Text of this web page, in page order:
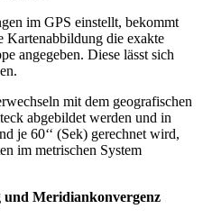
im GPS einstellt, bekommt
Kartenabbildung die exakte
angegeben. Diese lässt sich
mit dem geografischen
abgebildet werden und in
je 60‘‘ (Sek) gerechnet wird,
im metrischen System
und Meridiankonvergenz